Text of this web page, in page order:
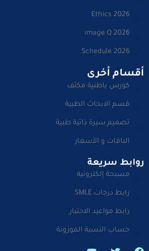
Ethics 2026
image Q 2026
Schedule 2026
أقسام أخرى
كورس باطنية مكثف
قسم الابحاث الطبية
تصميم سيرة ذاتية طبية
الباقات و الأسعار
روابط سريعة
مسبحة إلكترونية
رابط درجات SMLE
رابط مواعيد الاختبار
حساب النسبة الموزونة